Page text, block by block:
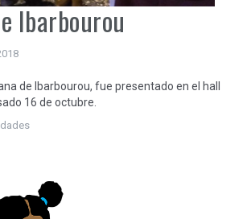
Ibarbourou
de Ibarbourou, fue presentado en el hall
16 de octubre.